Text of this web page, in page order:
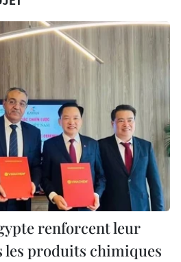
renforcent leur
les produits chimiques